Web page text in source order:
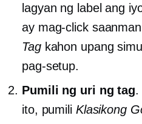
lagyan ng label ang
ay mag-click
Tagkahon upang
pag-setup.
Pumili ng uri ng tag.
ito, pumili Klasikong